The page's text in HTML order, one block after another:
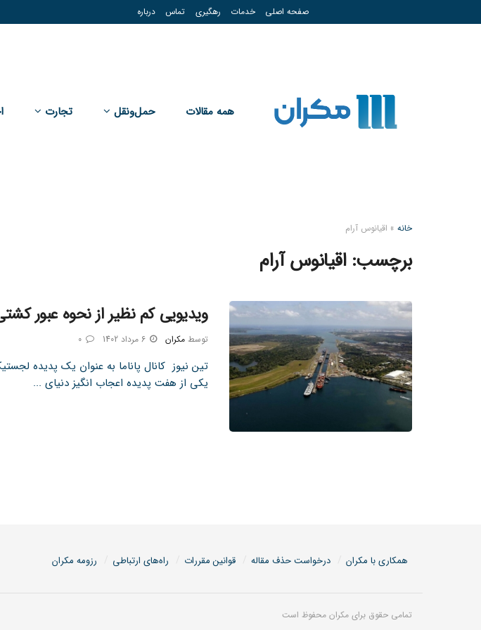
صفحه اصلی خدمات رهگیری تماس درباره
همه مقالات حمل‌و‌نقل تجارت
خانه » اقیانوس آرام
برچسب:اقیانوس آرام
ویدیویی کم نظیر از نحوه عبور کشتی
توسط مکران 6 مرداد 1402 0
تین نیوز کانال پاناما به عنوان یک پدیده
یکی از هفت پدیده اعجاب انگیز دنیای ...
همکاری با مکران درخواست حذف مقاله قوانین مقررات راه‌های ارتباطی رزومه مکران
تمامی حقوق برای مکران محفوظ است